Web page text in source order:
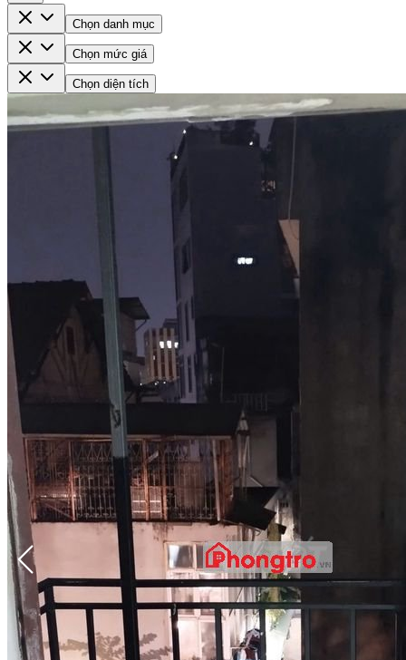
Chọn danh mục
Chọn mức giá
Chọn diện tích